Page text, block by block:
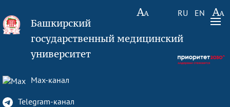
RU EN
Башкирский
государственный медицинский
университет
Max-канал
Telegram-канал